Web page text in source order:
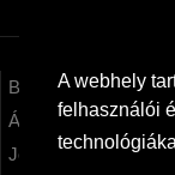
A webhely
felhasználói
Bemutatkozás
ÁSZF/Adatkezelés/
Jótállás / Szerviz